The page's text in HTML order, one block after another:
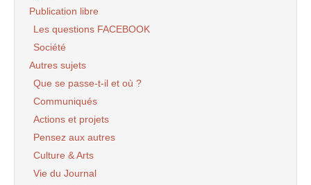
Publication libre
Les questions FACEBOOK
Société
Autres sujets
Que se passe-t-il et où ?
Communiqués
Actions et projets
Pensez aux autres
Culture & Arts
Vie du Journal